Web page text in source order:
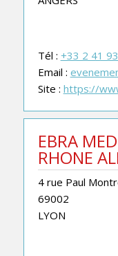
Tél : +33 2 41
Email :
Site : https://
EBRA
RHONE
4 rue Paul
69002
LYON